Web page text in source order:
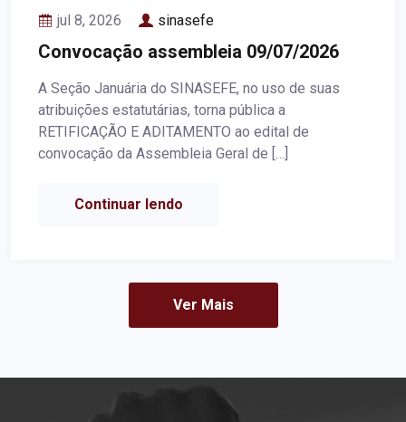
jul 8, 2026 sinasefe
Convocação assembleia 09/07/2026
A Seção Januária do SINASEFE, no uso de suas
atribuições estatutárias, torna pública a
RETIFICAÇÃO E ADITAMENTO ao edital de
convocação da Assembleia Geral de […]
Continuar lendo
Ver Mais